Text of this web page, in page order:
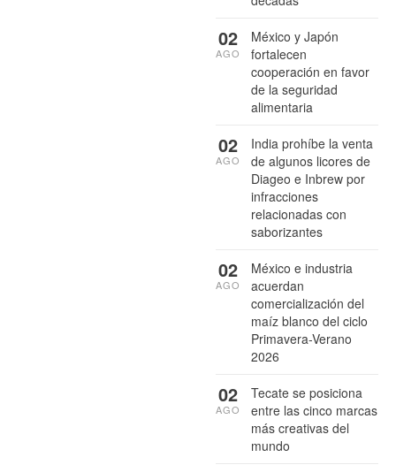
México y Japón
fortalecen
cooperación en favor
de la seguridad
alimentaria
02
AGO
India prohíbe la venta
de algunos licores de
Diageo e Inbrew por
infracciones
relacionadas con
saborizantes
02
AGO
México e industria
acuerdan
comercialización del
maíz blanco del ciclo
Primavera-Verano
2026
02
AGO
Tecate se posiciona
entre las cinco marcas
más creativas del
mundo
02
AGO